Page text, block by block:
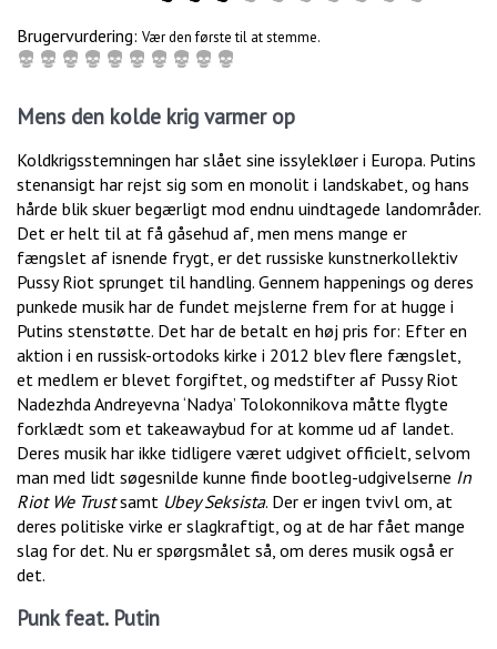
Brugervurdering: Vær den første til at stemme.
Mens den kolde krig varmer op
Koldkrigsstemningen har slået sine issylekløer i Europa. Putins
stenansigt har rejst sig som en monolit i landskabet, og hans
hårde blik skuer begærligt mod endnu uindtagede landområder.
Det er helt til at få gåsehud af, men mens mange er
fængslet af isnende frygt, er det russiske kunstnerkollektiv
Pussy Riot sprunget til handling. Gennem happenings og deres
punkede musik har de fundet mejslerne frem for at hugge i
Putins stenstøtte. Det har de betalt en høj pris for: Efter en
aktion i en russisk-ortodoks kirke i 2012 blev flere fængslet,
et medlem er blevet forgiftet, og medstifter af Pussy Riot
Nadezhda Andreyevna ‘Nadya’ Tolokonnikova måtte flygte
forklædt som et takeawaybud for at komme ud af landet.
Deres musik har ikke tidligere været udgivet officielt, selvom
man med lidt søgesnilde kunne finde bootleg-udgivelserne In
Riot We Trustsamt Ubey Seksista. Der er ingen tvivl om, at
deres politiske virke er slagkraftigt, og at de har fået mange
slag for det. Nu er spørgsmålet så, om deres musik også er
det.
Punk feat. Putin